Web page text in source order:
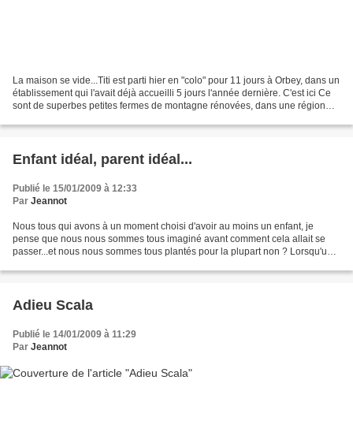
La maison se vide...Titi est parti hier en "colo" pour 11 jours à Orbey, dans un
établissement qui l'avait déjà accueilli 5 jours l'année dernière. C'est ici Ce
sont de superbes petites fermes de montagne rénovées, dans une région
Enfant idéal, parent idéal...
Publié le 15/01/2009 à 12:33
Par Jeannot
Nous tous qui avons à un moment choisi d'avoir au moins un enfant, je
pense que nous nous sommes tous imaginé avant comment cela allait se
passer...et nous nous sommes tous plantés pour la plupart non ? Lorsqu'une
Adieu Scala
Publié le 14/01/2009 à 11:29
Par Jeannot